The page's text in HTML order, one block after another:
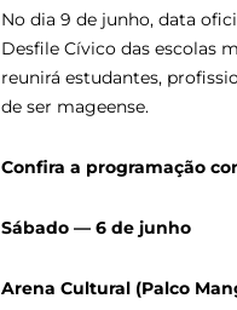
No dia 9 de junho, data
Desfile Cívico das escolas
reunirá estudantes,
de ser mageense.
Confira a programação
Sábado — 6 de junho
Arena Cultural (Palco